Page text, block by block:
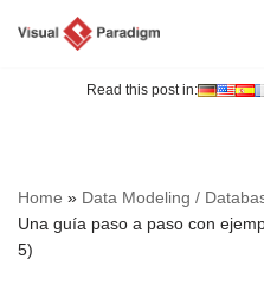
Read this post in:
Home » Data Modeling /
Una guía paso a paso con
5)